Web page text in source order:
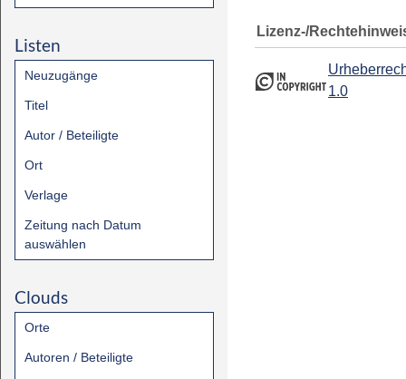
Listen
Neuzugänge
Titel
Autor / Beteiligte
Ort
Verlage
Zeitung nach Datum
auswählen
Clouds
Orte
Autoren / Beteiligte
Lizenz-/
1.0